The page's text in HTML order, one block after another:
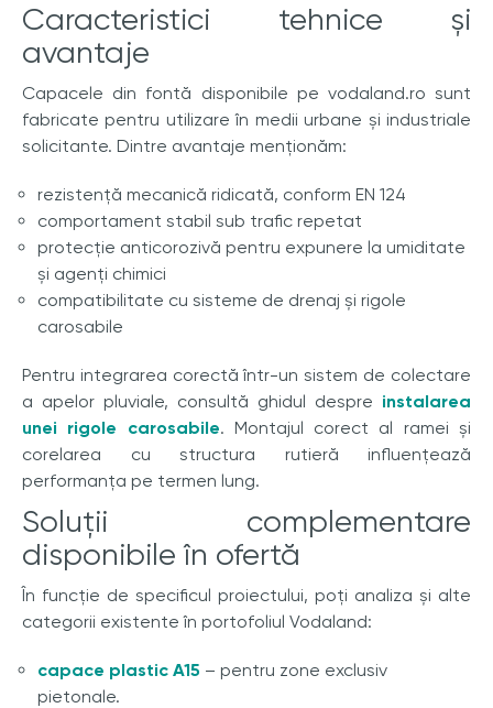
Caracteristici tehnice și
avantaje
Capacele din fontă disponibile pe vodaland.ro sunt
fabricate pentru utilizare în medii urbane și industriale
solicitante. Dintre avantaje menționăm:
rezistență mecanică ridicată, conform EN 124
comportament stabil sub trafic repetat
protecție anticorozivă pentru expunere la umiditate
și agenți chimici
compatibilitate cu sisteme de drenaj și rigole
carosabile
Pentru integrarea corectă într-un sistem de colectare
a apelor pluviale, consultă ghidul despre instalarea
unei rigole carosabile. Montajul corect al ramei și
corelarea cu structura rutieră influențează
performanța pe termen lung.
Soluții complementare
disponibile în ofertă
În funcție de specificul proiectului, poți analiza și alte
categorii existente în portofoliul Vodaland:
capace plastic A15 – pentru zone exclusiv
pietonale.